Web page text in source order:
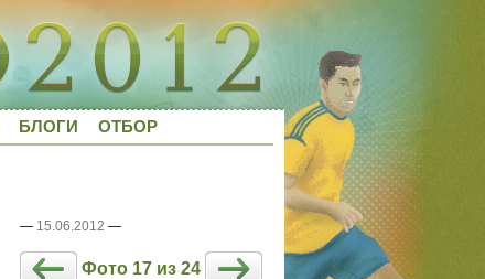
БЛОГИ ОТБОР
— 15.06.2012 —
Фото 17 из 24